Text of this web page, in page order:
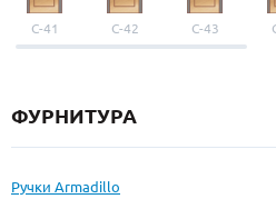
С-41 С-42 С-43
ФУРНИТУРА
Ручки Armadillo